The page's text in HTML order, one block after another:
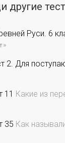
другие
Руси. 6
2. Для
11 Какие из
35 Как